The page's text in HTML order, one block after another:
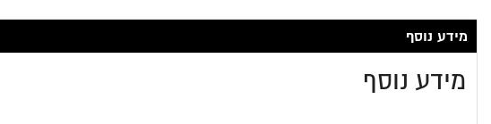
מידע נוסף
מידע נוסף